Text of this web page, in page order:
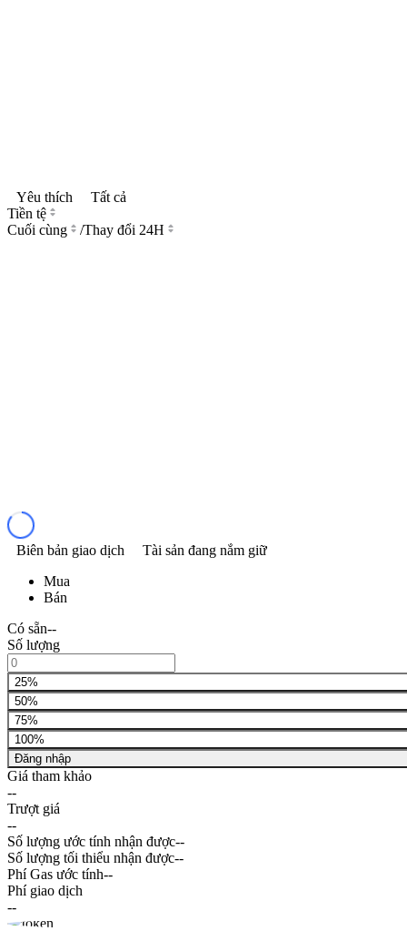
Yêu thích
Tất cả
Tiền tệ
Cuối cùng
/Thay đổi 24H
Biên bản giao dịch
Tài sản đang nắm giữ
Mua
Bán
Có sẵn--
Số lượng
25%
50%
75%
100%
Đăng nhập
Giá tham khảo
--
Trượt giá
--
Số lượng ước tính nhận được--
Số lượng tối thiểu nhận được--
Phí Gas ước tính--
Phí giao dịch
--